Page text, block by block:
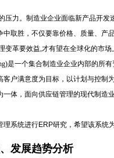
压力。制造业企业面临新产品开
取胜，不仅要靠价格、质量、
变革要效益,才有望在全球化的市场
是一个集合制造业企业内部的所
户满意度为目标，以计划与控
体，面向供应链管理的现代制
理系统进行ERP研究，希望该系统
发展趋势分析